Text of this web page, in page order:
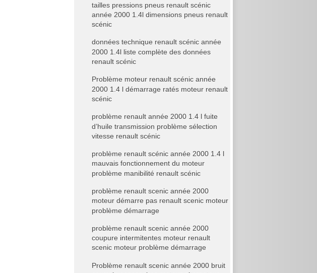
tailles pressions pneus renault scénic
année 2000 1.4l dimensions pneus renault
scénic
données technique renault scénic année
2000 1.4l liste complète des données
renault scénic
Problème moteur renault scénic année
2000 1.4 l démarrage ratés moteur renault
scénic
problème renault année 2000 1.4 l fuite
d’huile transmission problème sélection
vitesse renault scénic
problème renault scénic année 2000 1.4 l
mauvais fonctionnement du moteur
problème manibilité renault scénic
problème renault scenic année 2000
moteur démarre pas renault scenic moteur
problème démarrage
problème renault scenic année 2000
coupure intermitentes moteur renault
scenic moteur problème démarrage
Problème renault scenic année 2000 bruit